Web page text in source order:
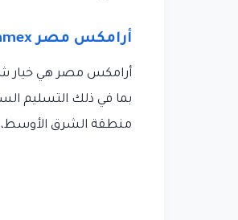
أرامكس مصر Aramex
أرامكس مصر هي خيار
بما في ذلك التسليم
منطقة الشرق الأوسط،